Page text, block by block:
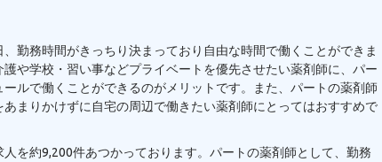
勤務時間がきっちり決まっており自由な時間で働くことができま
や学校・習い事などプライベートを優先させたい薬剤師に、パー
ルで働くことができるのがメリットです。また、パートの薬剤師
まりかけずに自宅の周辺で働きたい薬剤師にとってはおすすめで
を約9,200件あつかっております。パートの薬剤師として、勤務